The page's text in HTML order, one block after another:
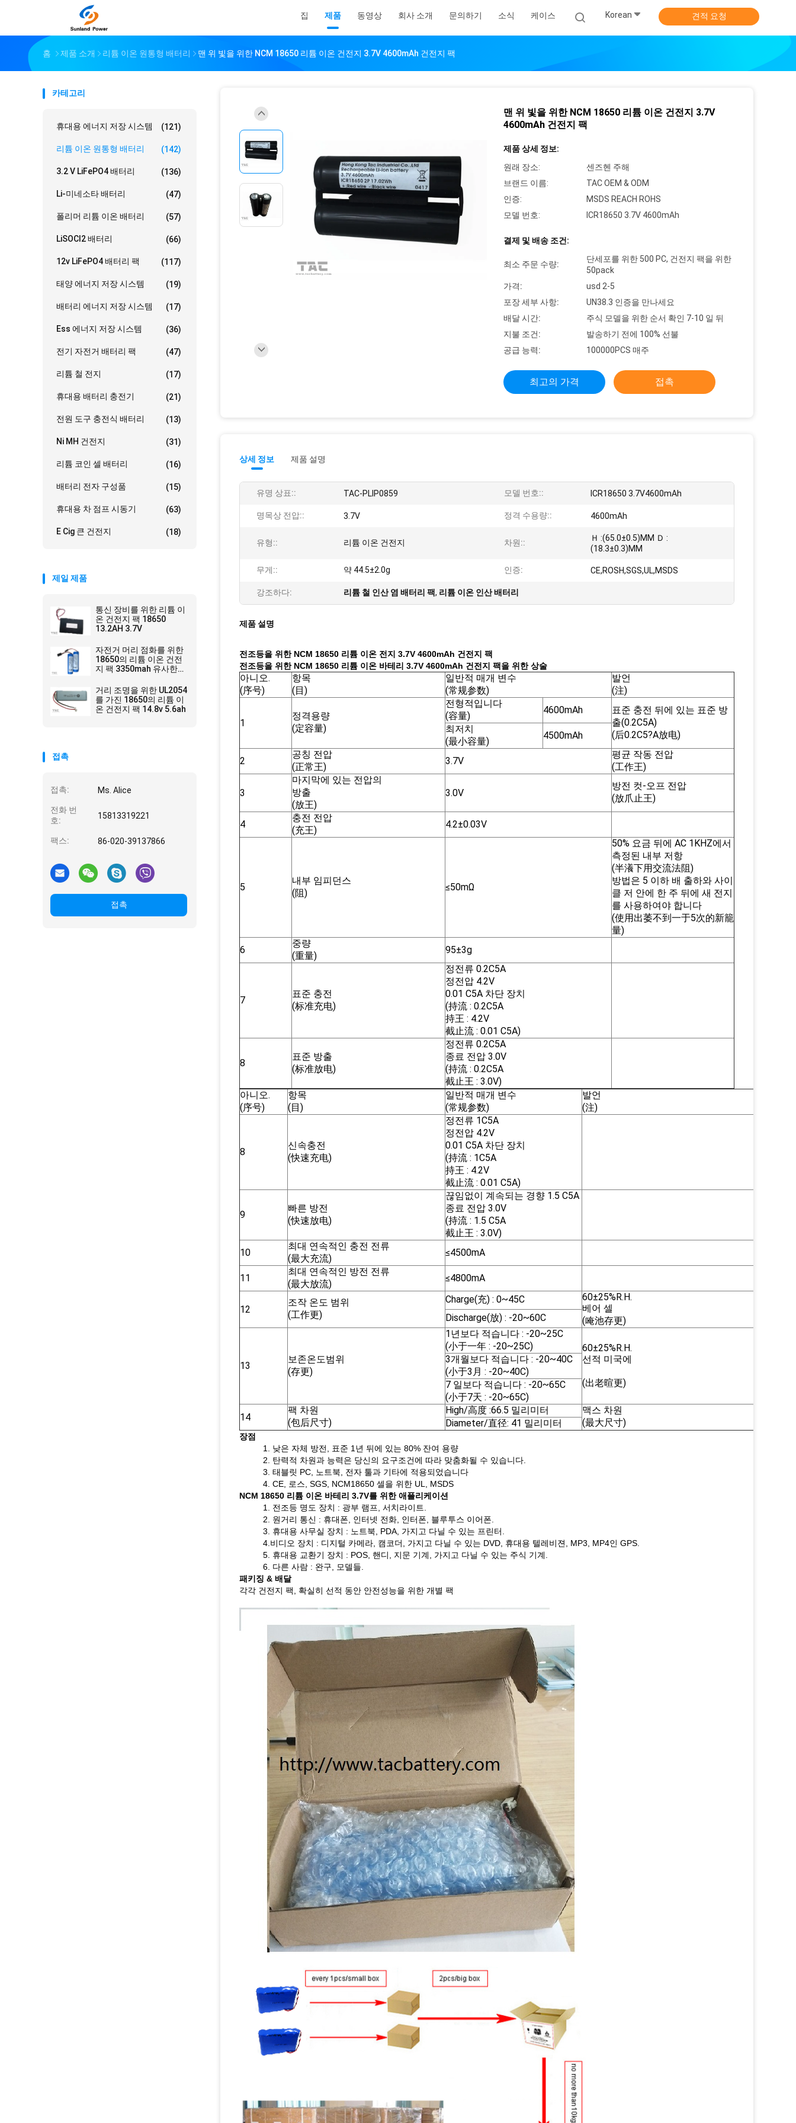
집 제품 동영상 회사 소개 문의하기 소식 케이스 Korean 견적 요청
홈 제품 소개 리튬 이온 원통형 배터리 맨 위 빛을 위한 NCM 18650 리튬 이온 건전지 3.7V 4600mAh 건전지 팩
카테고리
휴대용 에너지 저장 시스템 (121)
리튬 이온 원통형 배터리 (142)
3.2 V LiFePO4 배터리 (136)
Li-미네소타 배터리 (47)
폴리머 리튬 이온 배터리 (57)
LiSOCl2 배터리 (66)
12v LiFePO4 배터리 팩 (117)
태양 에너지 저장 시스템 (19)
배터리 에너지 저장 시스템 (17)
Ess 에너지 저장 시스템 (36)
전기 자전거 배터리 팩 (47)
리튬 철 전지 (17)
휴대용 배터리 충전기 (21)
전원 도구 충전식 배터리 (13)
Ni MH 건전지 (31)
리튬 코인 셀 배터리 (16)
배터리 전자 구성품 (15)
휴대용 차 점프 시동기 (63)
E Cig 큰 건전지 (18)
제일 제품
통신 장비를 위한 리튬 이
온 건전지 팩 18650
13.2AH 3.7V
자전거 머리 점화를 위한
18650의 리튬 이온 건전
지 팩 3350mah 유사한
거리 조명을 위한 UL2054
를 가진 18650의 리튬 이
온 건전지 팩 14.8v 5.6ah
접촉
접촉: Ms. Alice
전화 번
호:
15813319221
팩스: 86-020-39137866
접촉
맨 위 빛을 위한 NCM 18650 리튬 이온 건전지 3.7V
4600mAh 건전지 팩
제품 상세 정보:
원래 장소:
센즈헨 주해
브랜드 이름:
TAC OEM & ODM
인증:
MSDS REACH ROHS
모델 번호:
ICR18650 3.7V 4600mAh
결제 및 배송 조건:
최소 주문 수량:
단세포를 위한 500 PC, 건전지 팩을 위한
50pack
가격:
usd 2-5
포장 세부 사항:
UN38.3 인증을 만나세요
배달 시간:
주식 모델을 위한 순서 확인 7-10 일 뒤
지불 조건:
발송하기 전에 100% 선불
공급 능력:
100000PCS 매주
최고의 가격 접촉
상세 정보 제품 설명
유명 상표:: TAC-PLIP0859 모델 번호:: ICR18650 3.7V4600mAh
명목상 전압:: 3.7V 정격 수용량:: 4600mAh
유형:: 리튬 이온 건전지 차원::
Ｈ :(65.0±0.5)MM Ｄ :
(18.3±0.3)MM
무게:: 약 44.5±2.0g 인증: CE,ROSH,SGS,UL,MSDS
강조하다: 리튬 철 인산 염 배터리 팩, 리튬 이온 인산 배터리
제품 설명
전조등을 위한 NCM 18650 리튬 이온 전지 3.7V 4600mAh 건전지 팩
전조등을 위한 NCM 18650 리튬 이온 바테리 3.7V 4600mAh 건전지 팩을 위한 상술
아니오.
(序号)
항목
(目)
일반적 매개 변수
(常规参数)
발언
(注)
1
정격용량
(定容量)
전형적입니다
(容量)
4600mAh
표준 충전 뒤에 있는 표준 방
출(0.2C5A)
(后0.2C5?A放电)
최저치
(最小容量)
4500mAh
2
공칭 전압
(正常王)
3.7V
평균 작동 전압
(工作王)
3
마지막에 있는 전압의
방출
(放王)
3.0V
방전 컷-오프 전압
(放爪止王)
4
충전 전압
(充王)
4.2±0.03V
5
내부 임피던스
(阻)
≤50mΩ
50% 요금 뒤에 AC 1KHZ에서
측정된 내부 저항
(半瀁下用交流法阻)
방법은 5 이하 배 출하와 사이
클 저 안에 한 주 뒤에 새 전지
를 사용하여야 합니다
(使用出萎不到一于5次的新籠
量)
6
중량
(重量)
95±3g
7
표준 충전
(标准充电)
정전류 0.2C5A
정전압 4.2V
0.01 C5A 차단 장치
(持流 : 0.2C5A
持王 : 4.2V
截止流 : 0.01 C5A)
8
표준 방출
(标准放电)
정전류 0.2C5A
종료 전압 3.0V
(持流 : 0.2C5A
截止王 : 3.0V)
아니오.
(序号)
항목
(目)
일반적 매개 변수
(常规参数)
발언
(注)
8
신속충전
(快速充电)
정전류 1C5A
정전압 4.2V
0.01 C5A 차단 장치
(持流 : 1C5A
持王 : 4.2V
截止流 : 0.01 C5A)
9
빠른 방전
(快速放电)
끊임없이 계속되는 경향 1.5 C5A
종료 전압 3.0V
(持流 : 1.5 C5A
截止王 : 3.0V)
10
최대 연속적인 충전 전류
(最大充流)
≤4500mA
11
최대 연속적인 방전 전류
(最大放流)
≤4800mA
12
조작 온도 범위
(工作更)
Charge(充) : 0~45C
60±25%R.H.
베어 셀
(唵池存更)
Discharge(放) : -20~60C
13
보존온도범위
(存更)
1년보다 적습니다 : -20~25C
(小于一年 : -20~25C)
60±25%R.H.
선적 미국에
(出老暄更)
3개월보다 적습니다 : -20~40C
(小于3月 : -20~40C)
7 일보다 적습니다 : -20~65C
(小于7天 : -20~65C)
14
팩 차원
(包后尺寸)
High/高度 :66.5 밀리미터
맥스 차원
(最大尺寸)
Diameter/直径: 41 밀리미터
장점
1. 낮은 자체 방전, 표준 1년 뒤에 있는 80% 잔여 용량
2. 탄력적 차원과 능력은 당신의 요구조건에 따라 맞춤화될 수 있습니다.
3. 태블릿 PC, 노트북, 전자 툴과 기타에 적용되었습니다
4. CE, 로스, SGS, NCM18650 셀을 위한 UL, MSDS
NCM 18650 리튬 이온 바테리 3.7V를 위한 애플리케이션
1. 전조등 명도 장치 : 광부 램프, 서치라이트.
2. 원거리 통신 : 휴대폰, 인터넷 전화, 인터폰, 블루투스 이어폰.
3. 휴대용 사무실 장치 : 노트북, PDA, 가지고 다닐 수 있는 프린터.
4.비디오 장치 : 디지털 카메라, 캠코더, 가지고 다닐 수 있는 DVD, 휴대용 텔레비젼, MP3, MP4인 GPS.
5. 휴대용 교환기 장치 : POS, 핸디, 지문 기계, 가지고 다닐 수 있는 주식 기계.
6. 다른 사람 : 완구, 모델들.
패키징 & 배달
각각 건전지 팩, 확실히 선적 동안 안전성능을 위한 개별 팩